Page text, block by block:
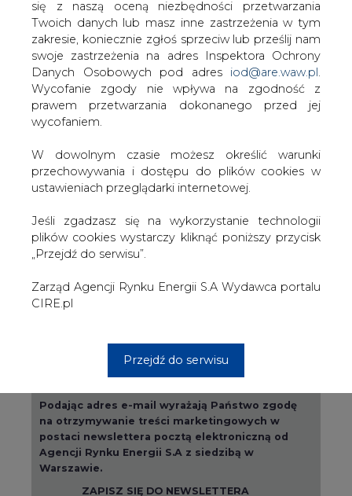
„Przejdź do serwisu”.
Zarząd Agencji Rynku Energii S.A Wydawca portalu
CIRE.pl
KOMENTARZE
Podając adres e-mail wyrażają Państwo zgodę
na otrzymywanie treści marketingowych w
Agencji Rynku Energii S.A z siedzibą w
Warszawie.
ZAPISZ SIĘ DO NEWSLETTERA
Więcej informacji dotyczących przetwarzania
przez nas Państwa danych osobowych, w tym
prawach, znajduje się w polityce prywatności.
Raporty branżowe